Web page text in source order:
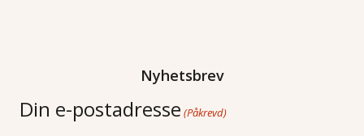
Nyhetsbrev
Din e-postadresse (Påkrevd)